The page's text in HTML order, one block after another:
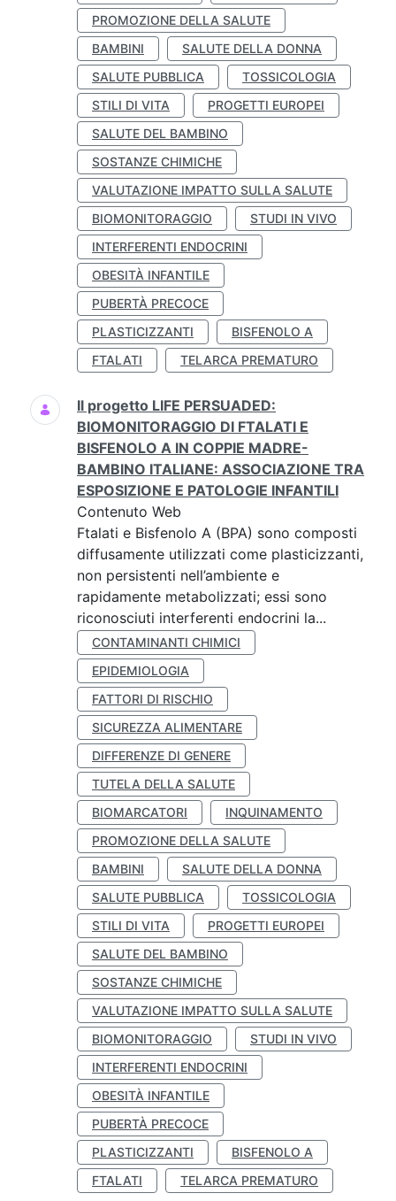
PROMOZIONE DELLA SALUTE
BAMBINI
SALUTE DELLA DONNA
SALUTE PUBBLICA
TOSSICOLOGIA
STILI DI VITA
PROGETTI EUROPEI
SALUTE DEL BAMBINO
SOSTANZE CHIMICHE
VALUTAZIONE IMPATTO SULLA SALUTE
BIOMONITORAGGIO
STUDI IN VIVO
INTERFERENTI ENDOCRINI
OBESITÀ INFANTILE
PUBERTÀ PRECOCE
PLASTICIZZANTI
BISFENOLO A
FTALATI
TELARCA PREMATURO
Il progetto LIFE PERSUADED:
BIOMONITORAGGIO DI FTALATI E
BISFENOLO A IN COPPIE MADRE-
BAMBINO ITALIANE: ASSOCIAZIONE TRA
ESPOSIZIONE E PATOLOGIE INFANTILI
Contenuto Web
Ftalati e Bisfenolo A (BPA) sono composti
diffusamente utilizzati come plasticizzanti,
non persistenti nell’ambiente e
rapidamente metabolizzati; essi sono
riconosciuti interferenti endocrini la...
CONTAMINANTI CHIMICI
EPIDEMIOLOGIA
FATTORI DI RISCHIO
SICUREZZA ALIMENTARE
DIFFERENZE DI GENERE
TUTELA DELLA SALUTE
BIOMARCATORI
INQUINAMENTO
PROMOZIONE DELLA SALUTE
BAMBINI
SALUTE DELLA DONNA
SALUTE PUBBLICA
TOSSICOLOGIA
STILI DI VITA
PROGETTI EUROPEI
SALUTE DEL BAMBINO
SOSTANZE CHIMICHE
VALUTAZIONE IMPATTO SULLA SALUTE
BIOMONITORAGGIO
STUDI IN VIVO
INTERFERENTI ENDOCRINI
OBESITÀ INFANTILE
PUBERTÀ PRECOCE
PLASTICIZZANTI
BISFENOLO A
FTALATI
TELARCA PREMATURO